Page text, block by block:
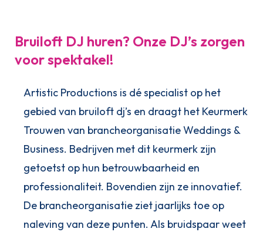
Bruiloft DJ huren? Onze DJ’s zorgen
voor spektakel!
Artistic Productions is dé specialist op het
gebied van bruiloft dj’s en draagt het Keurmerk
Trouwen van brancheorganisatie Weddings &
Business. Bedrijven met dit keurmerk zijn
getoetst op hun betrouwbaarheid en
professionaliteit. Bovendien zijn ze innovatief.
De brancheorganisatie ziet jaarlijks toe op
naleving van deze punten. Als bruidspaar weet